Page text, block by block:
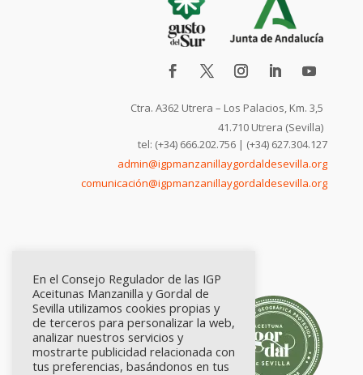
Ctra. A362 Utrera – Los Palacios, Km. 3,5
41.710 Utrera (Sevilla)
tel: (+34) 666.202.756 | (+34) 627.304.127
admin@igpmanzanillaygordaldesevilla.org
comunicación@igpmanzanillaygordaldesevilla.org
En el Consejo Regulador de las IGP
Aceitunas Manzanilla y Gordal de
Sevilla utilizamos cookies propias y
de terceros para personalizar la web,
analizar nuestros servicios y
mostrarte publicidad relacionada con
tus preferencias, basándonos en tus